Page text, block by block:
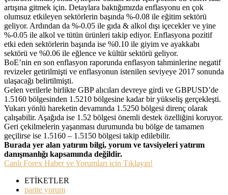
artışına gitmek için. Detaylara baktığımızda enflasyonu en çok
olumsuz etkileyen sektörlerin başında %-0.08 ile eğitim sektörü
geliyor. Ardından da %-0.05 ile gıda & alkol dışı içecekler ve yine
%-0.05 ile alkol ve tütün ürünleri takip ediyor. Enflasyona pozitif
etki eden sektörlerin başında ise %0.10 ile giyim ve ayakkabı
sektörü ve %0.06 ile eğlence ve kültür sektörü geliyor.
BoE’nin en son enflasyon raporunda enflasyon tahminlerine negatif
revizeler getirilmişti ve enflasyonun istenilen seviyeye 2017 sonunda
ulaşacağı belirtilmişti.
Gelen verilerle birlikte GBP alıcıları devreye girdi ve GBPUSD’de
1.5160 bölgesinden 1.5210 bölgesine kadar bir yükseliş gerçekleşti.
Yukarı yönlü hareketin devamında 1.5250 bölgesi direnç olarak
çalışabilir. Aşağıda ise 1.52 bölgesi önemli destek özelliğini koruyor.
Geri çekilmelerin yaşanması durumunda bu bölge de tamamen
geçilirse ise 1.5160 – 1.5150 bölgesi takip edilebilir.
Burada yer alan yatırım bilgi, yorum ve tavsiyeleri yatırım
danışmanlığı kapsamında değildir.
Canlı Forex Haber ve Yorumları için Tıklayın!
ETİKETLER
parite yorum